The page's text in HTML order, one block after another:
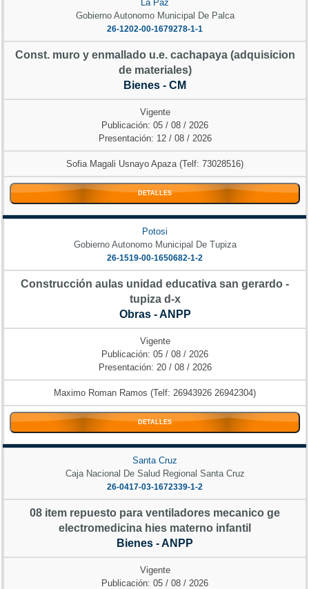
La Paz
Gobierno Autonomo Municipal De Palca
26-1202-00-1679278-1-1
Const. muro y enmallado u.e. cachapaya (adquisicion
de materiales)
Bienes - CM
Vigente
Publicación: 05 / 08 / 2026
Presentación: 12 / 08 / 2026
Sofia Magali Usnayo Apaza (Telf: 73028516)
DETALLES
Potosi
Gobierno Autonomo Municipal De Tupiza
26-1519-00-1650682-1-2
Construcción aulas unidad educativa san gerardo -
tupiza d-x
Obras - ANPP
Vigente
Publicación: 05 / 08 / 2026
Presentación: 20 / 08 / 2026
Maximo Roman Ramos (Telf: 26943926 26942304)
DETALLES
Santa Cruz
Caja Nacional De Salud Regional Santa Cruz
26-0417-03-1672339-1-2
08 item repuesto para ventiladores mecanico ge
electromedicina hies materno infantil
Bienes - ANPP
Vigente
Publicación: 05 / 08 / 2026